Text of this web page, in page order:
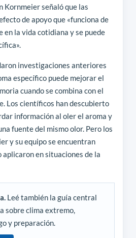
Kornmeier señaló que las
de apoyo que «funciona de
en la vida cotidiana y se puede
investigaciones anteriores
específico puede mejorar el
cuando se combina con el
Los científicos han descubierto
información al oler el aroma y
fuente del mismo olor. Pero los
y su equipo se encuentran
aplicaron en situaciones de la
Leé también la guía central
sobre clima extremo,
y preparación.